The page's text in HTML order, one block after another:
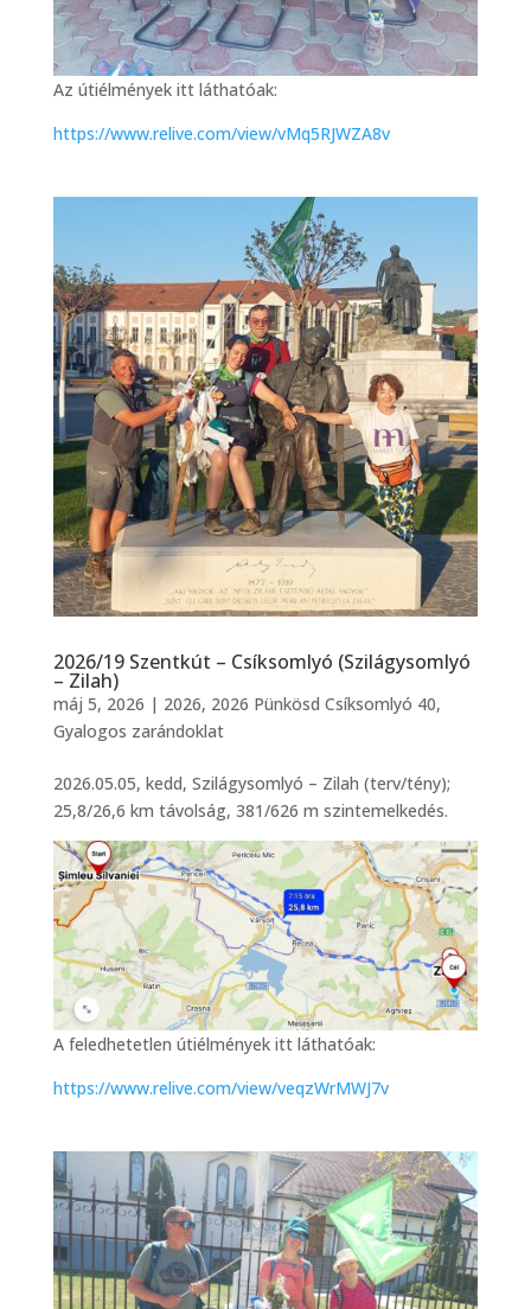
Az útiélmények itt láthatóak:
https://www.relive.com/view/vMq5RJWZA8v
2026/19 Szentkút – Csíksomlyó (Szilágysomlyó
– Zilah)
máj 5, 2026 | 2026, 2026 Pünkösd Csíksomlyó 40,
Gyalogos zarándoklat
2026.05.05, kedd, Szilágysomlyó – Zilah (terv/tény);
25,8/26,6 km távolság, 381/626 m szintemelkedés.
A feledhetetlen útiélmények itt láthatóak:
https://www.relive.com/view/veqzWrMWJ7v